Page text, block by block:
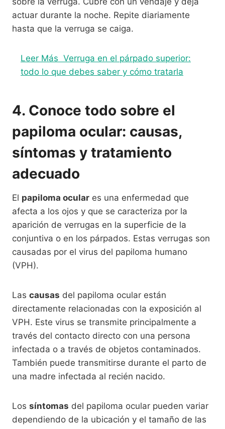
actuar durante la noche. Repite diariamente
hasta que la verruga se caiga.
Leer Más Verruga en el párpado superior:
todo lo que debes saber y cómo tratarla
4. Conoce todo sobre el
papiloma ocular: causas,
síntomas y tratamiento
adecuado
El papiloma ocular es una enfermedad que
afecta a los ojos y que se caracteriza por la
aparición de verrugas en la superficie de la
conjuntiva o en los párpados. Estas verrugas son
causadas por el virus del papiloma humano
(VPH).
Las causas del papiloma ocular están
directamente relacionadas con la exposición al
VPH. Este virus se transmite principalmente a
través del contacto directo con una persona
infectada o a través de objetos contaminados.
También puede transmitirse durante el parto de
una madre infectada al recién nacido.
Los síntomas del papiloma ocular pueden variar
dependiendo de la ubicación y el tamaño de las